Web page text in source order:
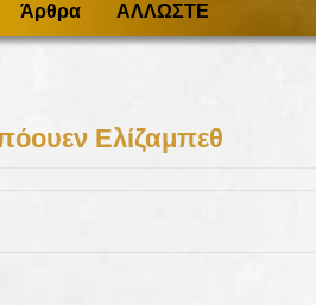
Άρθρα ΑΛΛΩΣΤΕ
Ελίζαμπεθ